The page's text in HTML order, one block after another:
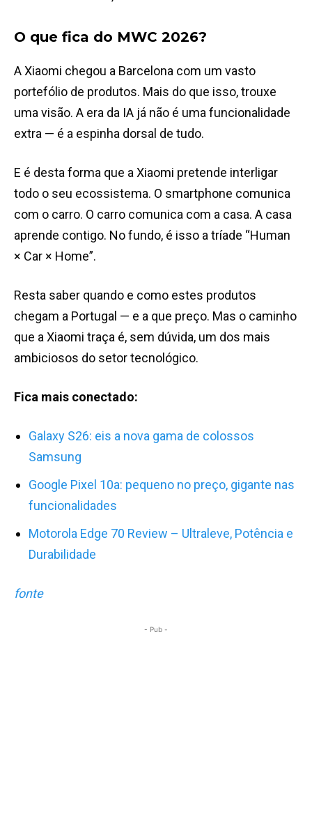
O que fica do MWC 2026?
A Xiaomi chegou a Barcelona com um vasto
portefólio de produtos. Mais do que isso, trouxe
uma visão. A era da IA já não é uma funcionalidade
extra — é a espinha dorsal de tudo.
E é desta forma que a Xiaomi pretende interligar
todo o seu ecossistema. O smartphone comunica
com o carro. O carro comunica com a casa. A casa
aprende contigo. No fundo, é isso a tríade “Human
× Car × Home”.
Resta saber quando e como estes produtos
chegam a Portugal — e a que preço. Mas o caminho
que a Xiaomi traça é, sem dúvida, um dos mais
ambiciosos do setor tecnológico.
Fica mais conectado:
Galaxy S26: eis a nova gama de colossos
Samsung
Google Pixel 10a: pequeno no preço, gigante nas
funcionalidades
Motorola Edge 70 Review – Ultraleve, Potência e
Durabilidade
fonte
- Pub -